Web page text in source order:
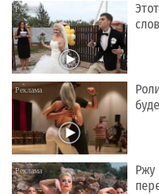
Ржу